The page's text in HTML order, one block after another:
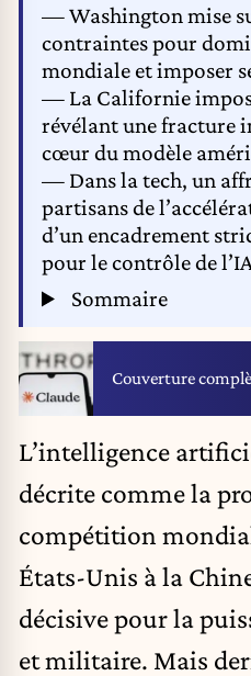
— Washington mise
contraintes pour
mondiale et imposer
— La Californie
révélant une fracture
cœur du modèle
— Dans la tech, un
partisans de
d’un encadrement
pour le contrôle de
Sommaire
Couverture
L’intelligence
décrite comme la
compétition
États-Unis à la
décisive pour la
et militaire. Mais